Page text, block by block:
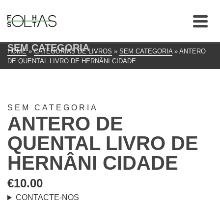
SEM CATEGORIA
HOME » CATEGORIAS DE LIVROS » SEM CATEGORIA » ANTERO
DE QUENTAL LIVRO DE HERNÂNI CIDADE
SEM CATEGORIA
ANTERO DE
QUENTAL LIVRO DE
HERNÂNI CIDADE
€10.00
CONTACTE-NOS